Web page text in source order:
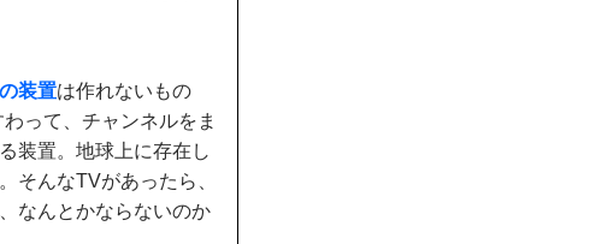
装置は作れないもの
って、チャンネルをま
装置。地球上に存在し
そんなTVがあったら、
なんとかならないのか